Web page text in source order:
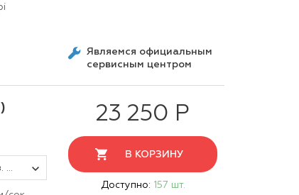
Являемся официальным
сервисным центром
Фискальный регистратор ККТ "РИТЕЙЛ-02Ф" (У) USB/COM с раз. ДЯ (черный) без ФН
23 250 Р
В КОРЗИНУ
Доступно: 157 шт.